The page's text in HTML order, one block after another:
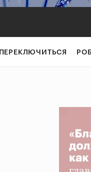
ПЕРЕКЛЮЧИТЬСЯ